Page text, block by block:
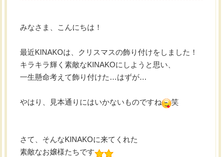
みなさま、こんにちは！
最近KINAKOは、クリスマスの飾り付けをしました！
キラキラ輝く素敵なKINAKOにしようと思い、
一生懸命考えて飾り付けた…はずが…
やはり、見本通りにはいかないものですね 笑
さて、そんなKINAKOに来てくれた
素敵なお嬢様たちです